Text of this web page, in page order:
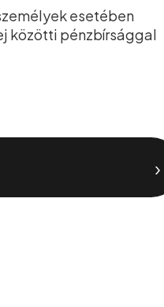
esetében
közötti pénzbírsággal
›